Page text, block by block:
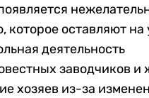
которое оставляют на
деятельность
заводчиков и
хозяев из-за